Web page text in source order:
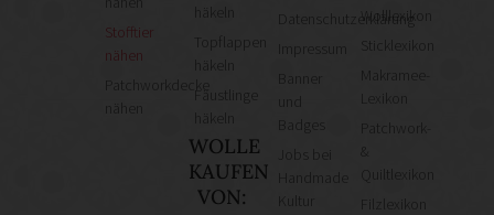
Stofftier
nähen
Patchworkdecke
häkeln
Topflappen
häkeln
Fäustlinge
häkeln
WOLLE
KAUFEN
VON:
Datenschutzerklärung
Kultur
Wolllexikon
Sticklexikon
Makramee-
Lexikon
Patchwork-
&
Quiltlexikon
Filzlexikon